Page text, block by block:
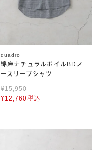
quadro
綿麻ナチュラルボイルBDノ
ースリーブシャツ
¥15,950
¥12,760税込